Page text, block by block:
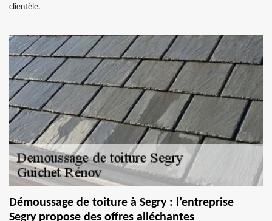
clientèle.
Démoussage de toiture à Segry : l’entreprise
Segry propose des offres alléchantes